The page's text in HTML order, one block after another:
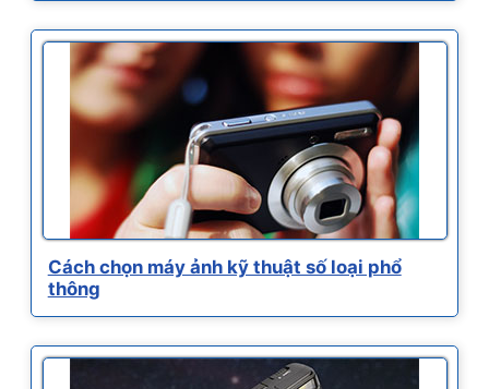
Cách chọn máy ảnh kỹ thuật số loại phổ
thông